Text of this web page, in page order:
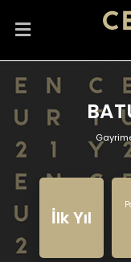
İlk Yıl